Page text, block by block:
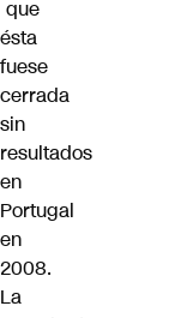
que
ésta
fuese
cerrada
sin
resultados
en
Portugal
en
2008.
La